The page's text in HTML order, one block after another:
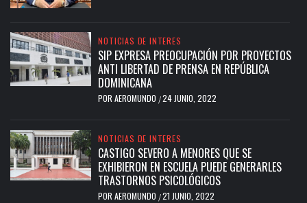
NOTICIAS DE INTERES
SIP EXPRESA PREOCUPACIÓN POR PROYECTOS
ANTI LIBERTAD DE PRENSA EN REPÚBLICA
DOMINICANA
POR AEROMUNDO /24 JUNIO, 2022
NOTICIAS DE INTERES
CASTIGO SEVERO A MENORES QUE SE
EXHIBIERON EN ESCUELA PUEDE GENERARLES
TRASTORNOS PSICOLÓGICOS
POR AEROMUNDO /21 JUNIO, 2022